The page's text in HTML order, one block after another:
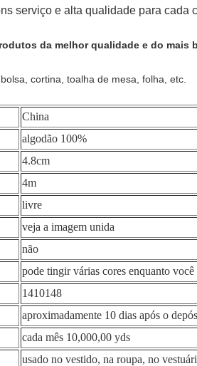
serviço e alta qualidade para
da melhor qualidade e do mais
cortina, toalha de mesa, folha, etc.
China
algodão 100%
4.8cm
4m
livre
veja a imagem unida
não
pode tingir várias cores enquanto você
1410148
aproximadamente 10 dias após o
cada mês 10,000,00 yds
usado no vestido, na roupa, no